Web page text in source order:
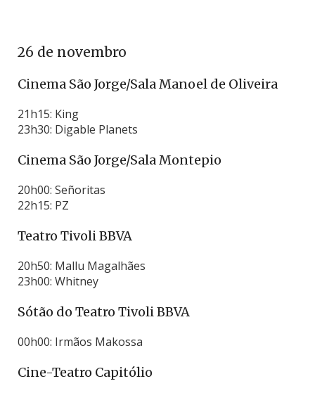
26 de novembro
Cinema São Jorge/Sala Manoel de Oliveira
21h15: King
23h30: Digable Planets
Cinema São Jorge/Sala Montepio
20h00: Señoritas
22h15: PZ
Teatro Tivoli BBVA
20h50: Mallu Magalhães
23h00: Whitney
Sótão do Teatro Tivoli BBVA
00h00: Irmãos Makossa
Cine-Teatro Capitólio